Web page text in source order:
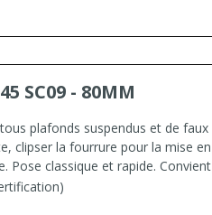
SC09 - 80MM
plafonds suspendus et de faux
clipser la fourrure pour la mise en
Pose classique et rapide. Convient